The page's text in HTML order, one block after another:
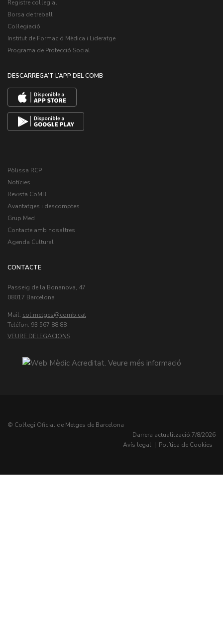
Registre col·legial
Borsa de treball
Col·legiació
Institut de Formació Mèdica i Lideratge
Programa de Protecció Social
DESCARREGA’T L’APP DEL COMB
Pòlissa RCP
Notícies
Revista CoMB
Avantatges i descomptes
Grup Med
Contacte amb nosaltres
Agenda Cultural
CONTACTE
Passeig de la Bonanova, 47
08017 Barcelona
Mail: col.metges
Teléfon: 93 567 88 88
VEURE DELEGACIONS
© Col·legi Oficial de Metges de Barcelona
Darrera actualització:7/8/2026
Avís legal | Política de Cookies